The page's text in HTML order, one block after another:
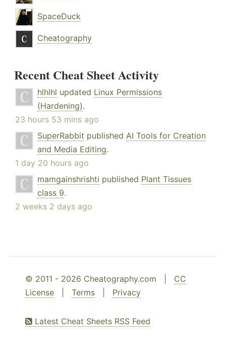
SpaceDuck
Cheatography
Recent Cheat Sheet Activity
hlhlhl updated Linux Permissions
(Hardening).
23 hours 53 mins ago
SuperRabbit published AI Tools for Creation
and Media Editing.
1 day 20 hours ago
mamgainshrishti published Plant Tissues
class 9.
2 weeks 2 days ago
© 2011 - 2026 Cheatography.com | CC
License
Terms Privacy
Latest Cheat Sheets RSS Feed